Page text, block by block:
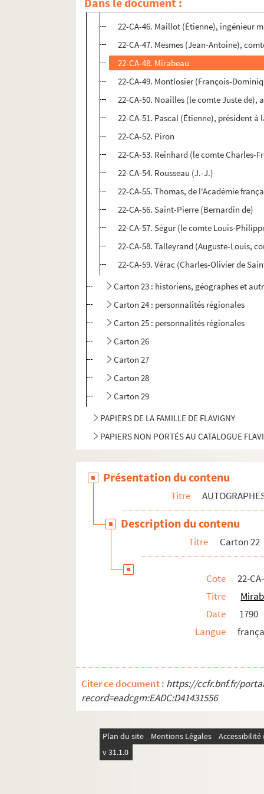
22-CA-45. Mackau, le baron de , ancien
22-CA-46. Maillot (Étienne), ingénieur
22-CA-47. Mesmes (Jean-Antoine),
22-CA-48. Mirabeau
22-CA-49. Montlosier (François-
22-CA-50. Noailles (le comte Juste de),
22-CA-51. Pascal (Étienne), président
22-CA-52. Piron
22-CA-53. Reinhard (le comte Charles-
22-CA-54. Rousseau (J.-J.)
22-CA-55. Thomas, de l'Académie
22-CA-56. Saint-Pierre (Bernardin de)
22-CA-57. Ségur (le comte Louis-
22-CA-58. Talleyrand (Auguste-Louis,
22-CA-59. Vérac (Charles-Olivier de
Carton 23 : historiens, géographes et
Carton 24 : personnalités régionales
Carton 25 : personnalités régionales
Carton 26
Carton 27
Carton 28
Carton 29
PAPIERS DE LA FAMILLE DE FLAVIGNY
PAPIERS NON PORTÉS AU CATALOGUE
Présentation du contenu
Titre
Description du contenu
Titre Carton 22
Cote
22-
Titre
Date
1790
Langue
Citer ce document : https://ccfr.bnf.fr/
record=eadcgm:EADC:D41431556
Plan du site Mentions Légales
v 31.1.0